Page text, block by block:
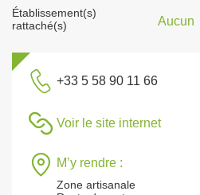
Établissement(s)
rattaché(s)
Aucun
+33 5 58 90 11 66
Voir le site internet
M’y rendre :
Zone artisanale